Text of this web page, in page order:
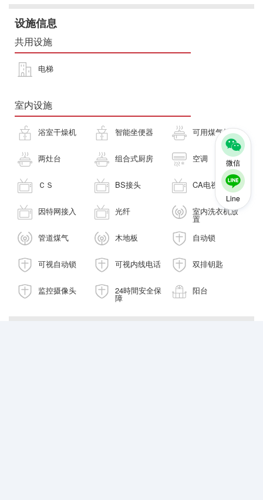
微信
Line
设施信息
共用设施
电梯
室内设施
浴室干燥机 智能坐便器 可用煤气灶
两灶台 组合式厨房 空调
ＣＳ BS接头 CA电视
因特网接入 光纤 室内洗衣机放
置
管道煤气
木地板 自动锁
可视自动锁 可视内线电话 双排钥匙
监控摄像头 24時間安全保
障
阳台